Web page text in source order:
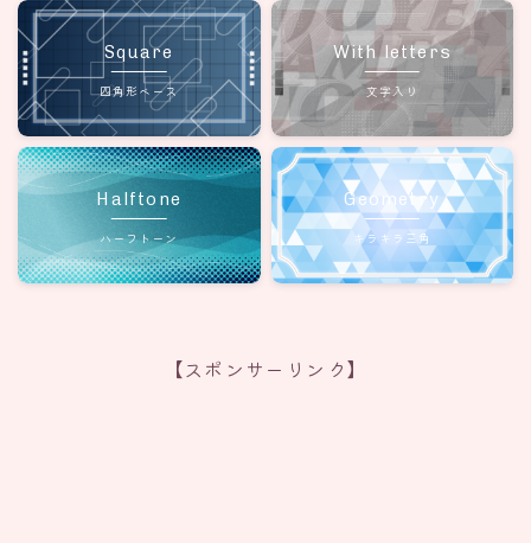
四角形ベース
Square
文字入り
With letters
ハーフトーン
Halftone
キラキラ三角
Geometry
【スポンサーリンク】